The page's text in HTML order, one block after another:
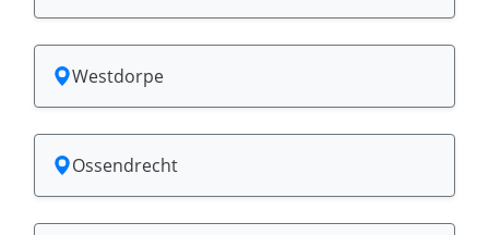
Westdorpe
Ossendrecht